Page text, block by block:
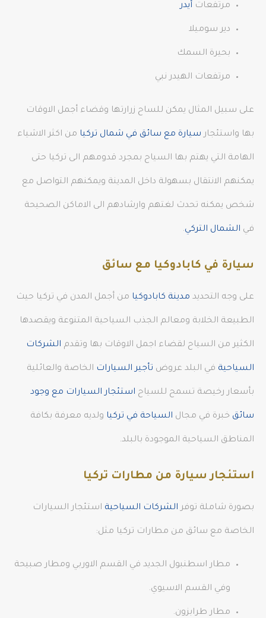
مرتفعات أيدر
دير سوميلا
بحيرة السمك
مرتفعات الهيدر نبي
على سبيل المثال يمكن للساح زرارتها وقضاء أجمل الاوقات
بها واستئجار سيارة مع سائق في شمال تركيا من اكثر الاشياء
الهامة التي يهتم بها السياح بمجرد قدومهم الى تركيا حتى
يمكنهم الانتقال بسهولة داخل المدينة ويمكنهم التواصل مع
شخص يمكنه تحدث لغتهم وارشادهم الى الاماكن الصحيحة
في الشمال التركي.
سيارة في كابادوكيا مع سائق
على وجه التحديد مدينة كابادوكيا من أجمل المدن في تركيا حيث
الطبيعة الخلابة ومعالم الجذب السياحية المتنوعة ويقصدها
الكثير من السياح لقضاء اجمل الاوقات بها وتقدم الشركات
السياحية في البلد عروض تأجير السيارات الخاصة والعائلية
بأسعار رخيصة تسمح للسياح استئجار السيارات مع وجود
سائق خبرة في مجال السياحة في تركيا ولديه معرفة بكافة
المناطق السياحية الموجودة بالبلد.
استئجار سيارة من مطارات تركيا
بصورة شاملة توفر الشركات السياحية استئجار السيارات
الخاصة مع سائق من مطارات تركيا مثل:
مطار اسطنبول الجديد في القسم الاوربي ومطار صبيحة
وفي القسم الاسيوي.
مطار طرابزون.